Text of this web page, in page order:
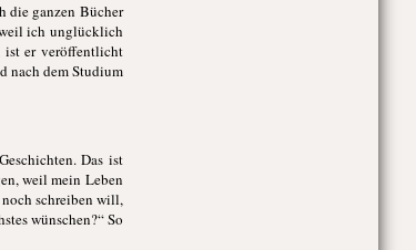
die ganzen Bücher
ich unglücklich
ist er veröffentlicht
nach dem Studium
Das ist
weil mein Leben
schreiben will,
wünschen?“ So